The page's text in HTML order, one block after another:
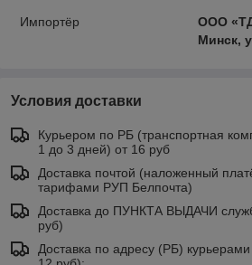
Импортёр
ООО «ТД
Минск,
Условия доставки
Курьером по РБ (транспортная
1 до 3 дней) от 16 руб
Доставка почтой (наложенный
тарифами РУП Белпочта)
Доставка до ПУНКТА ВЫДАЧИ
руб)
Доставка по адресу (РБ)